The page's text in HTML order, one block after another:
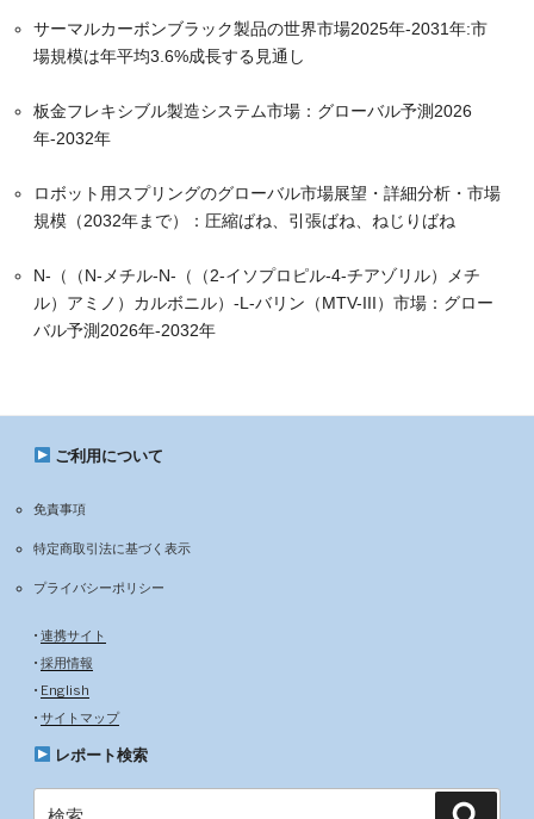
サーマルカーボンブラック製品の世界市場2025年-2031年:市
場規模は年平均3.6%成長する見通し
板金フレキシブル製造システム市場：グローバル予測2026
年-2032年
ロボット用スプリングのグローバル市場展望・詳細分析・市場
規模（2032年まで）：圧縮ばね、引張ばね、ねじりばね
N-（（N-メチル-N-（（2-イソプロピル-4-チアゾリル）メチ
ル）アミノ）カルボニル）-L-バリン（MTV-III）市場：グロー
バル予測2026年-2032年
ご利用について
免責事項
特定商取引法に基づく表示
プライバシーポリシー
• 連携サイト
• 採用情報
• English
• サイトマップ
レポート検索